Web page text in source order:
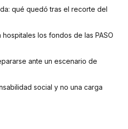
qué quedó tras el recorte del
los fondos de las PASO
ante un escenario de
social y no una carga